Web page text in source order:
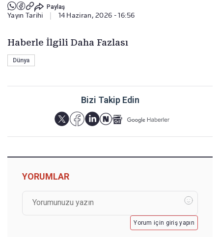
Paylaş
Yayın Tarihi 14 Haziran, 2026 - 16:56
Haberle İlgili Daha Fazlası
Dünya
Bizi Takip Edin
YORUMLAR
Yorum için giriş yapın